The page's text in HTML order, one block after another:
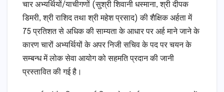
चार अभ्यर्थियों/याचीगणों (सुश्री शिवानी धस्माना, श्री दीपक
डिमरी, श्री राशिद तथा श्री महेश प्रसाद) की शैक्षिक अर्हता में
75 प्रतिशत से अधिक की साम्यता के आधार पर अर्ह माने जाने के
कारण चारों अभ्यर्थियों के अपर निजी सचिव के पद पर चयन के
सम्बन्ध में लोक सेवा आयोग को सहमति प्रदान की जानी
प्रस्तावित की गई है।